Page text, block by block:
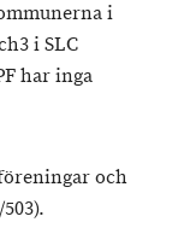
i
i SLC
har inga
och